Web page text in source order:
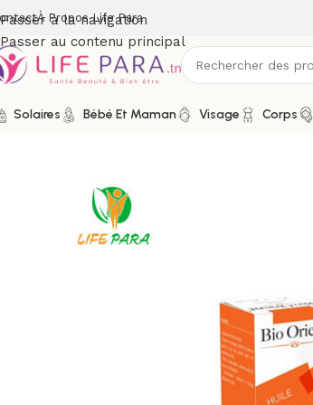
Passer à la navigation
Passer au contenu principal
À Propos Life Para
Solaires Bébé Et Maman Visage Corps
/Boutique Bio & naturel Aromathérapie